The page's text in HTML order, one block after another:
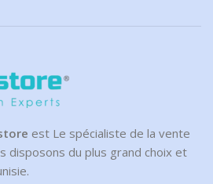
est Le spécialiste de la vente
disposons du plus grand choix et